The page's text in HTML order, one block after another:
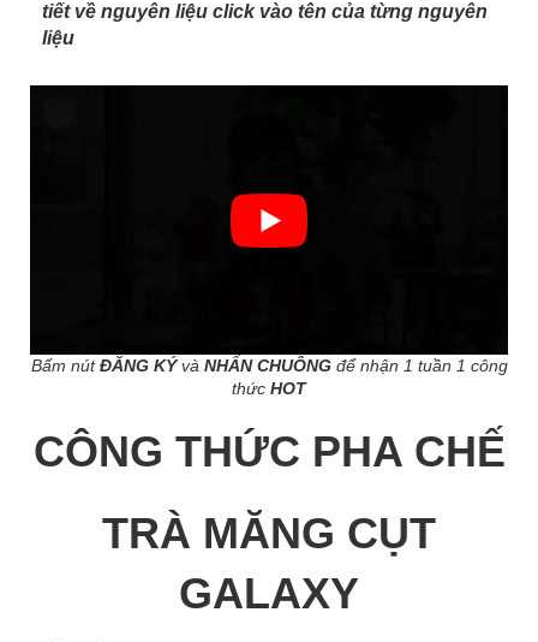
tiết về nguyên liệu click vào tên của từng nguyên
liệu
Bấm nútĐĂNG KÝvàNHẤN CHUÔNG để nhận 1 tuần 1 công
thức HOT
CÔNG THỨC PHA CHẾ
TRÀ MĂNG CỤT
GALAXY